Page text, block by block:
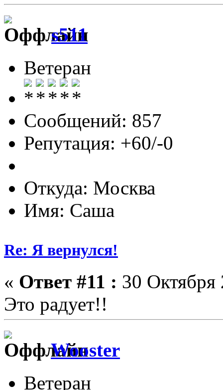
s511
Ветеран
Сообщений: 857
Репутация: +60/-0
Откуда: Москва
Имя: Саша
Re: Я вернулся!
« Ответ #11 : 30 Октября
Это радует!!
Wooster
Ветеран